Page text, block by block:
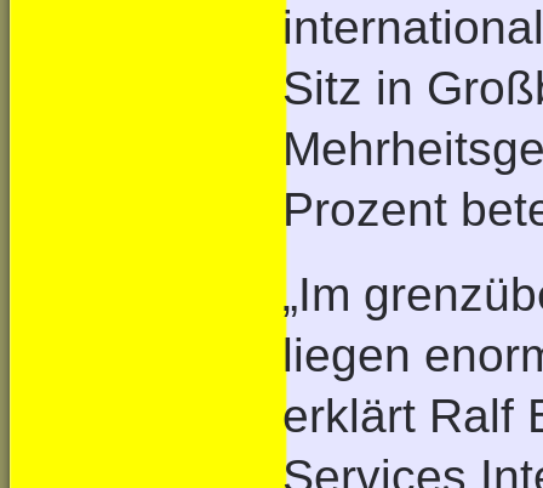
Sitz in
Prozent
„Im
liegen
erklärt Ralf
Services